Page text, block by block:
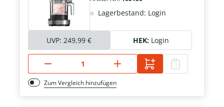
Lagerbestand: Login
UVP: 249,99 € HEK: Login
Zum Vergleich hinzufügen